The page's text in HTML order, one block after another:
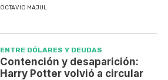
OCTAVIO MAJUL
ENTRE DÓLARES Y DEUDAS
Contención y desaparición:
Harry Potter volvió a circular